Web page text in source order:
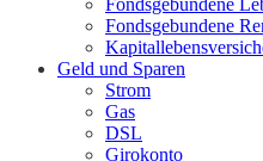
Fondsgebundene
Fondsgebundene
Geld und Sparen
Strom
Gas
DSL
Girokonto